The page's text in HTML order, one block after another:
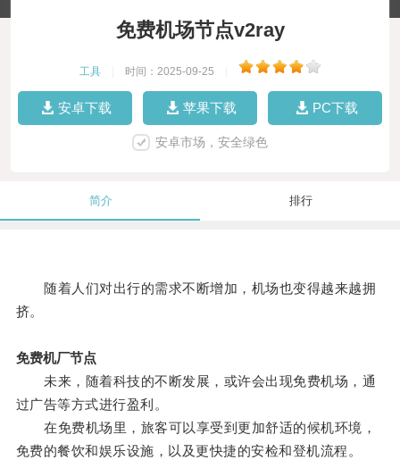
免费机场节点v2ray
工具 时间：2025-09-25
安卓下载 苹果下载 PC下载
安卓市场，安全绿色
简介 排行
随着人们对出行的需求不断增加，机场也变得越来越拥
挤。
免费机厂节点
未来，随着科技的不断发展，或许会出现免费机场，通
过广告等方式进行盈利。
在免费机场里，旅客可以享受到更加舒适的候机环境，
免费的餐饮和娱乐设施，以及更快捷的安检和登机流程。